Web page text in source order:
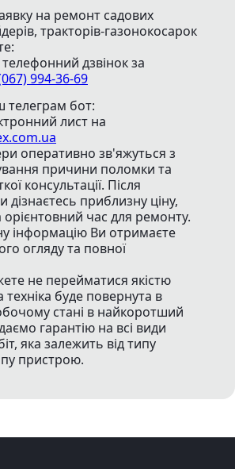
на ремонт садових
тракторів-газонокосарок
дзвінокза
994-36-69
телеграм бот:
лист на
оперативно зв'яжуться з
причини поломки та
консультації. Після
дізнаєтесь приблизну ціну,
орієнтовний час для ремонту.
інформацію Ви отримаєте
огляду та повної
не перейматися якістю
буде повернута в
стані в найкоротший
гарантію на всі види
яка залежить від типу
пристрою.